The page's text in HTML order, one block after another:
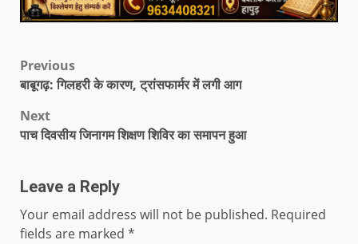
Previous
बाबूगढ़: गिलहरी के कारण, ट्रांसफार्मर में लगी आग
Next
पाच दिवसीय जिनागम शिक्षण शिविर का समापन हुआ
Leave a Reply
Your email address will not be published. Required
fields are marked *